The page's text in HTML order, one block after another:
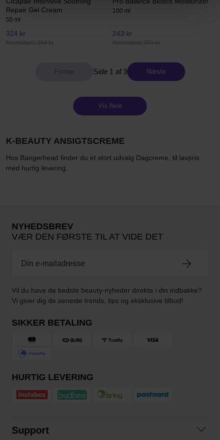
Repair Gel Cream
50 ml
324 kr
Normalpris 384 kr
100 ml
243 kr
Normalpris 300 kr
Side 1 af 3 Næste
Vis flere
K-BEAUTY ANSIGTSCREME
Hos Bangerhead finder du et stort udvalg Dagcreme, til lavpris
med hurtig levering.
NYHEDSBREV
VÆR DEN FØRSTE TIL AT VIDE DET
Vil du have de bedste beauty-nyheder direkte i din indbakke?
Vi giver dig de seneste trends, tips og eksklusive tilbud!
SIKKER BETALING
HURTIG LEVERING
Support